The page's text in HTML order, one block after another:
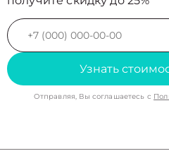
Узнать
Отправляя, Вы соглашаетесь с